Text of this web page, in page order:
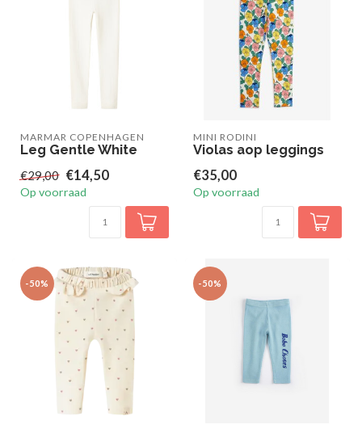
MARMAR COPENHAGEN
Leg Gentle White
€29,00 €14,50
Op voorraad
MINI RODINI
Violas aop leggings
€35,00
Op voorraad
-50% -50%